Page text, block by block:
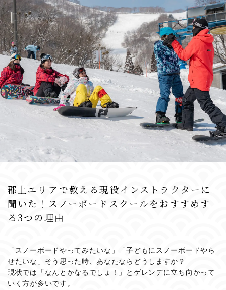
郡上エリアで教える現役インストラクターに
聞いた！スノーボードスクールをおすすめす
る3つの理由
「スノーボードやってみたいな」「子どもにスノーボードやら
せたいな」そう思った時、あなたならどうしますか？
現状では「なんとかなるでしょ！」とゲレンデに立ち向かって
いく方が多いです。